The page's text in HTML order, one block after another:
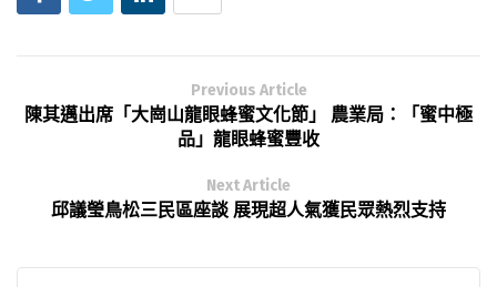
Previous Article
陳其邁出席「大崗山龍眼蜂蜜文化節」 農業局：「蜜中極
品」龍眼蜂蜜豐收
Next Article
邱議瑩鳥松三民區座談 展現超人氣獲民眾熱烈支持